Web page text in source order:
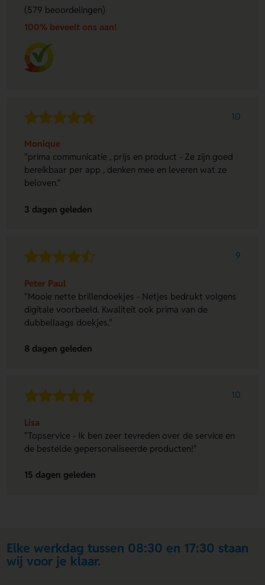
(579 beoordelingen)
100% beveelt ons aan!
10
Monique
"prima communicatie , prijs en product - Ze zijn goed
bereikbaar per app , denken mee en leveren wat ze
beloven."
3 dagen geleden
9
Peter Paul
"Mooie nette brillendoekjes - Netjes bedrukt volgens
digitale voorbeeld. Kwaliteit ook prima van de
dubbellaags doekjes."
8 dagen geleden
10
Lisa
"Topservice - Ik ben zeer tevreden over de service en
de bestelde gepersonaliseerde producten!"
15 dagen geleden
Elke werkdag tussen 08:30 en 17:30 staan
wij voor je klaar.